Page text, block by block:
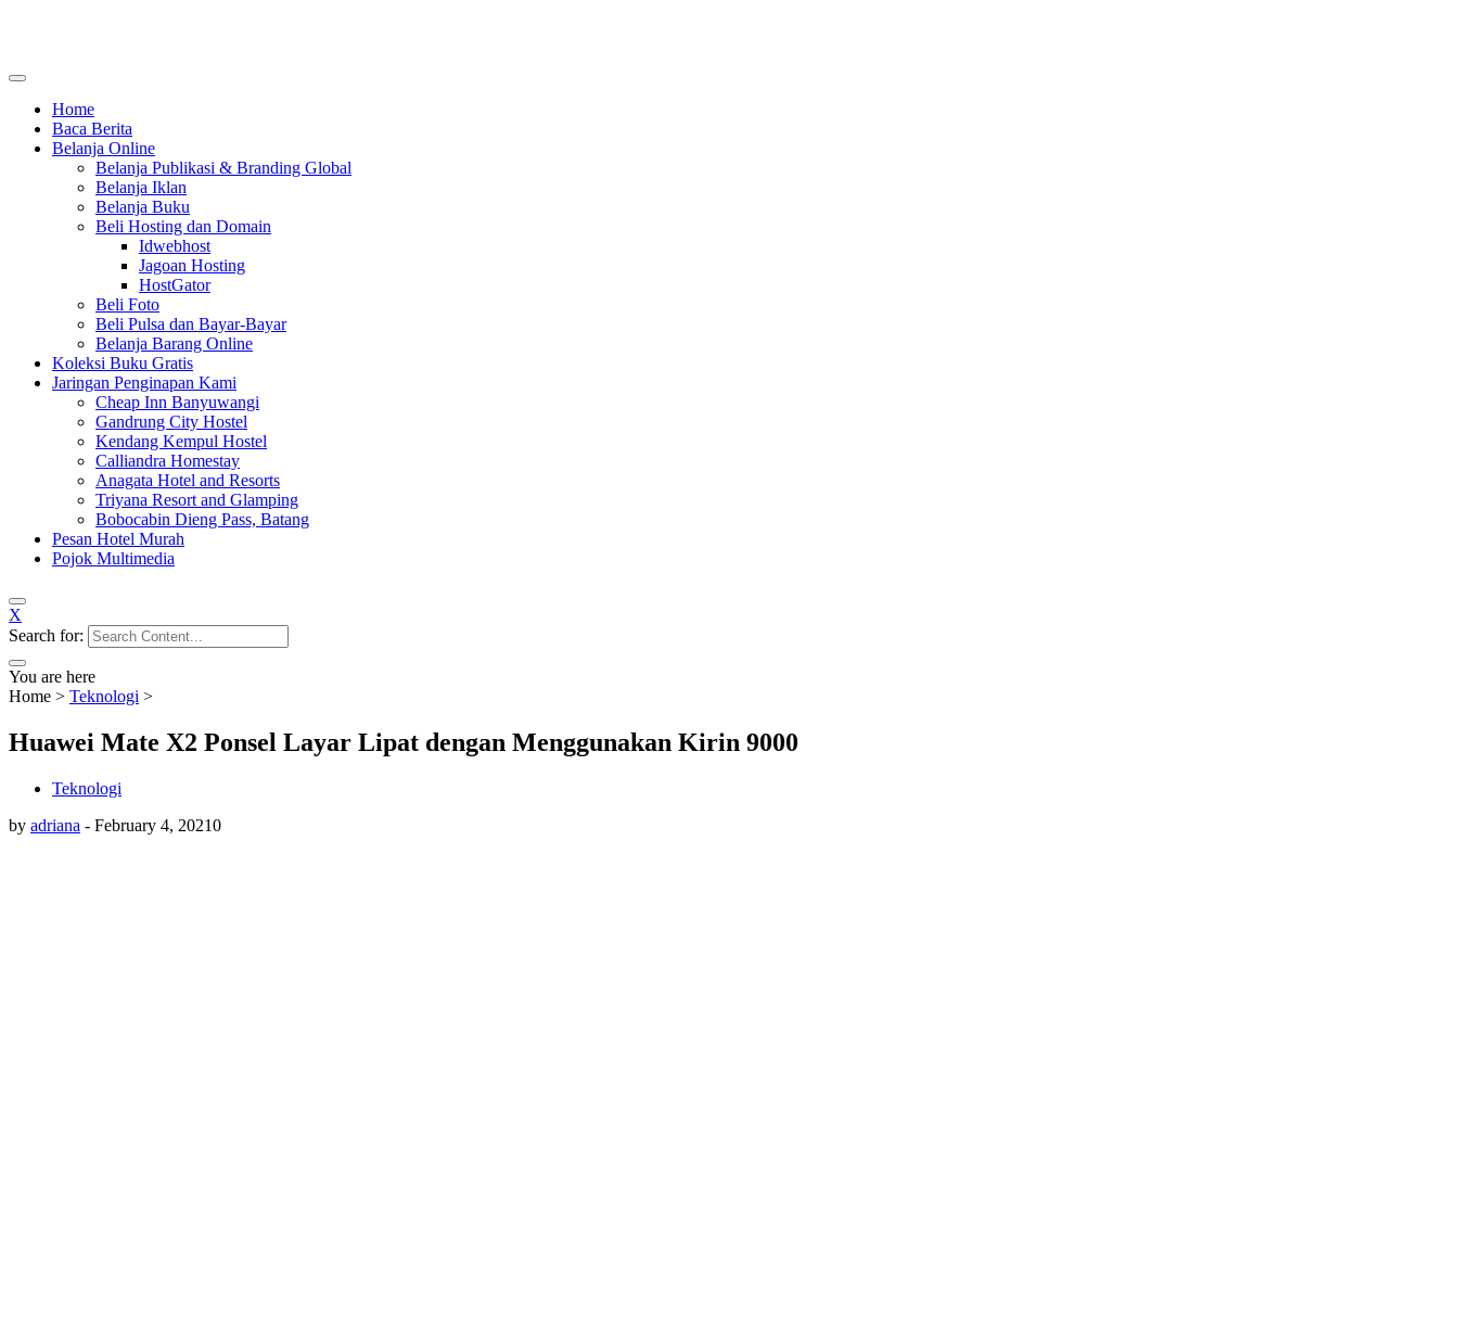
Home
Baca Berita
Belanja Online
Belanja Publikasi & Branding Global
Belanja Iklan
Belanja Buku
Beli Hosting dan Domain
Idwebhost
Jagoan Hosting
HostGator
Beli Foto
Beli Pulsa dan Bayar-Bayar
Belanja Barang Online
Koleksi Buku Gratis
Jaringan Penginapan Kami
Cheap Inn Banyuwangi
Gandrung City Hostel
Kendang Kempul Hostel
Calliandra Homestay
Anagata Hotel and Resorts
Triyana Resort and Glamping
Bobocabin Dieng Pass, Batang
Pesan Hotel Murah
Pojok Multimedia
X
Search for:
You are here
Home > Teknologi >
Huawei Mate X2 Ponsel Layar Lipat dengan Menggunakan Kirin 9000
Teknologi
by adriana - February 4, 20210